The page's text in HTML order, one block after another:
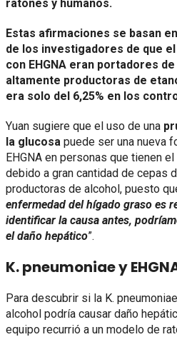
ratones y humanos.
Estas afirmaciones se basan
de los investigadores de que
con EHGNA eran portadores de
altamente productoras de
era solo del 6,25% en los
Yuan sugiere que el uso de una
la glucosa puede ser una nueva
EHGNA en personas que tienen
debido a gran cantidad de cepas
productoras de alcohol, puesto
enfermedad del hígado graso es
identificar la causa antes,
el daño hepático”.
K. pneumoniae y
Para descubrir si la K. pneumoniae
alcohol podría causar daño
equipo recurrió a un modelo de